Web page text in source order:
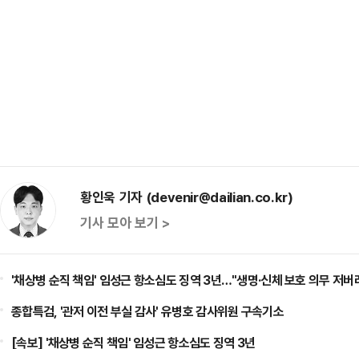
황인욱 기자 (devenir@dailian.co.kr)
기사 모아 보기 >
'채상병 순직 책임' 임성근 항소심도 징역 3년…"생명·신체 보호 의무 저버
종합특검, '관저 이전 부실 감사' 유병호 감사위원 구속기소
[속보] '채상병 순직 책임' 임성근 항소심도 징역 3년